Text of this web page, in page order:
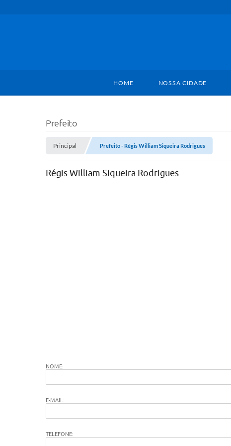
HOME NOSSA CIDADE
Prefeito
Principal Prefeito - Régis William Siqueira Rodrigues
Régis William Siqueira Rodrigues
NOME:
E-MAIL:
TELEFONE: